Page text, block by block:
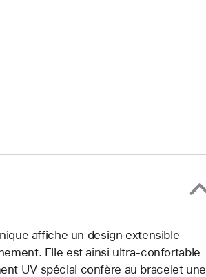
affiche un design extensible
Elle est ainsi ultra-confortable
UV spécial confère au bracelet une